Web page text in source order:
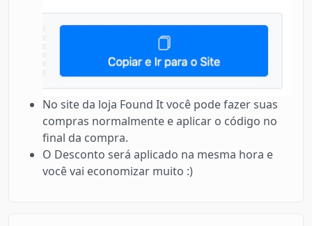
No site da loja Found It você pode fazer suas
compras normalmente e aplicar o código no
final da compra.
O Desconto será aplicado na mesma hora e
você vai economizar muito :)